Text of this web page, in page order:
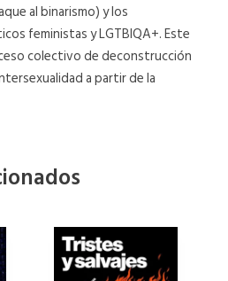
al binarismo) y los
feministas y LGTBIQA+. Este
colectivo de deconstrucción
a partir de la